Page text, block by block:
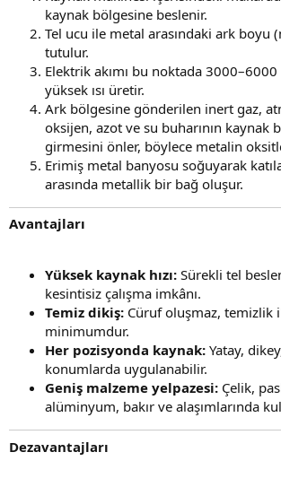
kaynak bölgesine beslenir.
Tel ucu ile metal arasındaki ark boyu
tutulur.
Elektrik akımı bu noktada 3000–6000
yüksek ısı üretir.
Ark bölgesine gönderilen inert gaz,
oksijen, azot ve su buharının kaynak
girmesini önler, böylece metalin
Erimiş metal banyosu soğuyarak
arasında metallik bir bağ oluşur.
Avantajları
Yüksek kaynak hızı: Sürekli tel
kesintisiz çalışma imkânı.
Temiz dikiş: Cüruf oluşmaz, temizlik
minimumdur.
Her pozisyonda kaynak: Yatay,
konumlarda uygulanabilir.
Geniş malzeme yelpazesi: Çelik,
alüminyum, bakır ve alaşımlarında
Dezavantajları